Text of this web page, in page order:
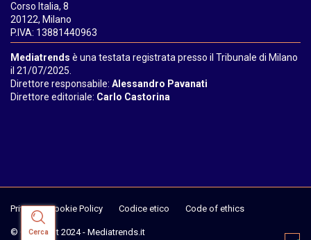
Cerca
Corso Italia, 8
20122, Milano
P.IVA: 13881440963
Mediatrends è una testata registrata presso il Tribunale di Milano
il 21/07/2025.
Direttore responsabile: Alessandro Pavanati
Direttore editoriale: Carlo Castorina
Privacy & Cookie Policy Codice etico Code of ethics
© Copyright 2024 - Mediatrends.it